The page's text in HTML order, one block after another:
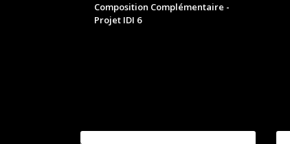
Composition Complémentaire -
Projet IDI 6